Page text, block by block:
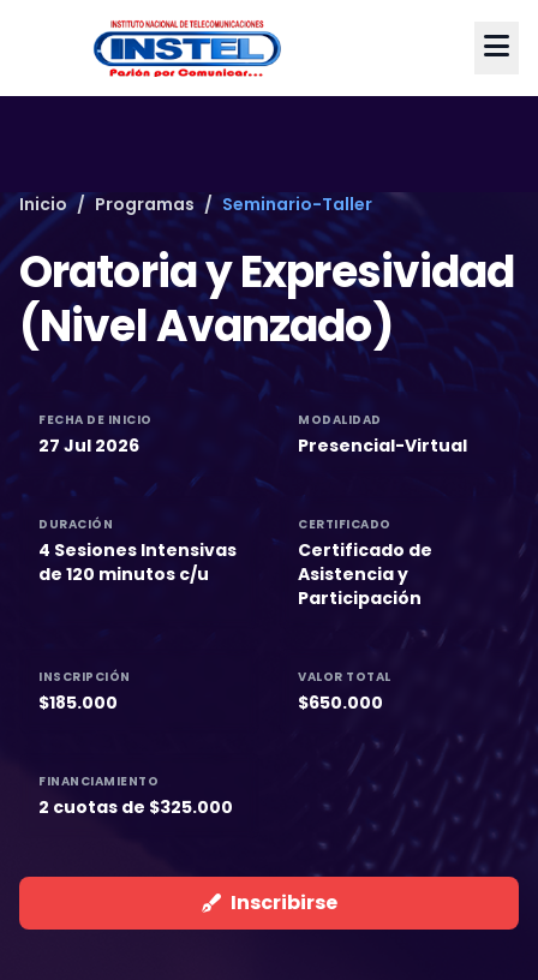
Inicio / Programas / Seminario-Taller
Oratoria y Expresividad
(Nivel Avanzado)
FECHA DE INICIO
27 Jul 2026
MODALIDAD
Presencial-Virtual
DURACIÓN
4 Sesiones Intensivas
de 120 minutos c/u
CERTIFICADO
Certificado de
Asistencia y
Participación
INSCRIPCIÓN
$185.000
VALOR TOTAL
$650.000
FINANCIAMIENTO
2 cuotas de $325.000
Inscribirse